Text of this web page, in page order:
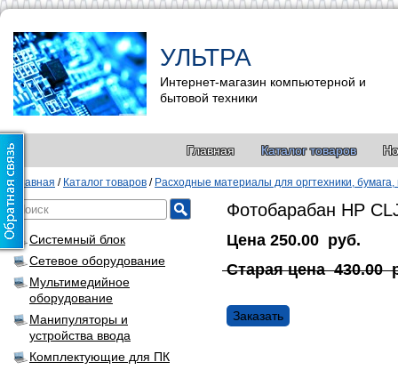
УЛЬТРА
Интернет-магазин компьютерной и
бытовой техники
Главная Каталог товаров
Главная / Каталог товаров / Расходные материалы для оргтехники, бумага,
Системный блок
Сетевое оборудование
Мультимедийное
оборудование
Манипуляторы и
устройства ввода
Комплектующие для ПК
Фотобарабан HP
Цена 250.00 руб.
Старая цена 430.00
Заказать